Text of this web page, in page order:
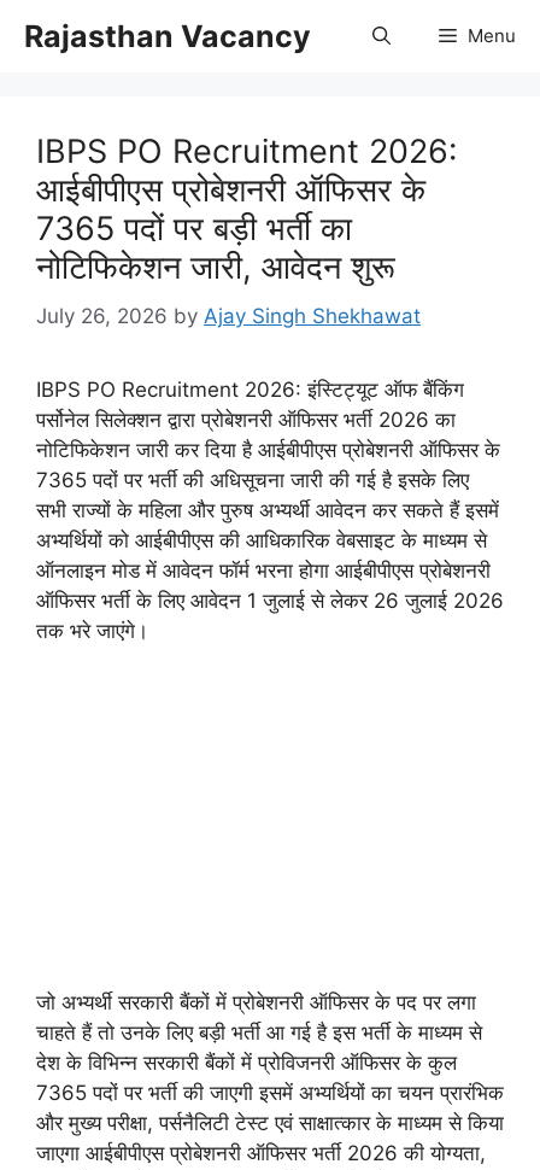
Rajasthan Vacancy Menu
IBPS PO Recruitment 2026:
आईबीपीएस प्रोबेशनरी ऑफिसर के
7365 पदों पर बड़ी भर्ती का
नोटिफिकेशन जारी, आवेदन शुरू
July 26, 2026 by Ajay Singh Shekhawat
IBPS PO Recruitment 2026: इंस्टिट्यूट ऑफ बैंकिंग
पर्सोनेल सिलेक्शन द्वारा प्रोबेशनरी ऑफिसर भर्ती 2026 का
नोटिफिकेशन जारी कर दिया है आईबीपीएस प्रोबेशनरी ऑफिसर के
7365 पदों पर भर्ती की अधिसूचना जारी की गई है इसके लिए
सभी राज्यों के महिला और पुरुष अभ्यर्थी आवेदन कर सकते हैं इसमें
अभ्यर्थियों को आईबीपीएस की आधिकारिक वेबसाइट के माध्यम से
ऑनलाइन मोड में आवेदन फॉर्म भरना होगा आईबीपीएस प्रोबेशनरी
ऑफिसर भर्ती के लिए आवेदन 1 जुलाई से लेकर 26 जुलाई 2026
तक भरे जाएंगे।
जो अभ्यर्थी सरकारी बैंकों में प्रोबेशनरी ऑफिसर के पद पर लगा
चाहते हैं तो उनके लिए बड़ी भर्ती आ गई है इस भर्ती के माध्यम से
देश के विभिन्न सरकारी बैंकों में प्रोविजनरी ऑफिसर के कुल
7365 पदों पर भर्ती की जाएगी इसमें अभ्यर्थियों का चयन प्रारंभिक
और मुख्य परीक्षा, पर्सनैलिटी टेस्ट एवं साक्षात्कार के माध्यम से किया
जाएगा आईबीपीएस प्रोबेशनरी ऑफिसर भर्ती 2026 की योग्यता,